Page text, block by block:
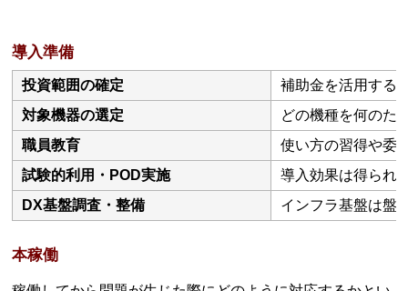
導入準備
投資範囲の確定
補助金を活用する
対象機器の選定
どの機種を何のた
職員教育
使い方の習得や委
試験的利用・POD実施
導入効果は得られ
DX基盤調査・整備
インフラ基盤は盤
本稼働